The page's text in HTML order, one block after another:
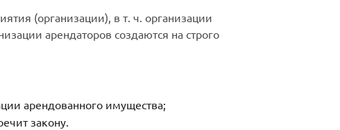
(организации), в т. ч. организации
арендаторов создаются на строго
арендованного имущества;
закону.